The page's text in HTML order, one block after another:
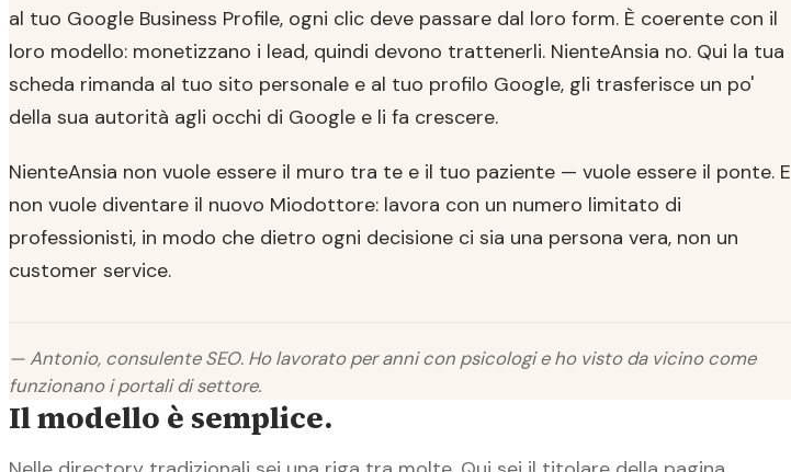
al tuo Google Business Profile, ogni clic deve passare dal loro form. È coerente con il
loro modello: monetizzano i lead, quindi devono trattenerli. NienteAnsia no. Qui la tua
scheda rimanda al tuo sito personale e al tuo profilo Google, gli trasferisce un po'
della sua autorità agli occhi di Google e li fa crescere.
NienteAnsia non vuole essere il muro tra te e il tuo paziente — vuole essere il ponte. E
non vuole diventare il nuovo Miodottore: lavora con un numero limitato di
professionisti, in modo che dietro ogni decisione ci sia una persona vera, non un
customer service.
— Antonio, consulente SEO. Ho lavorato per anni con psicologi e ho visto da vicino come
funzionano i portali di settore.
Il modello è semplice.